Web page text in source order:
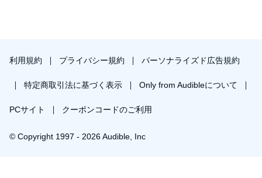
利用規約 プライバシー規約 パーソナライズド広告規約
特定商取引法に基づく表示 Only from Audibleについて
PCサイト クーポンコードのご利用
© Copyright 1997 - 2026 Audible, Inc